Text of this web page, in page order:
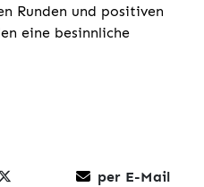
Runden und positiven
eine besinnliche
per E-Mail